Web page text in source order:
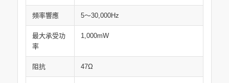
頻率響應 5～30,000Hz
最大承受功
率
1,000mW
阻抗 47Ω